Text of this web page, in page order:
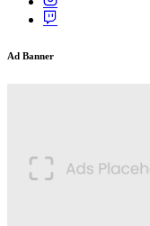
Ad Banner